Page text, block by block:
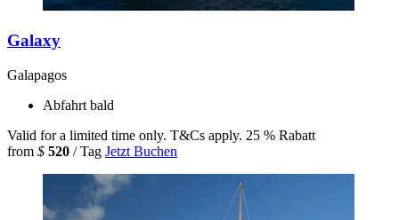
Galaxy
Galapagos
Abfahrt bald
Valid for a limited time only. T&Cs apply. 25 % Rabatt
from $ 520 / Tag Jetzt Buchen